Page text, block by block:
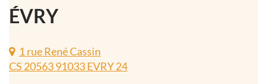
ÉVRY
1 rue René Cassin
CS 20563 91033 EVRY 24